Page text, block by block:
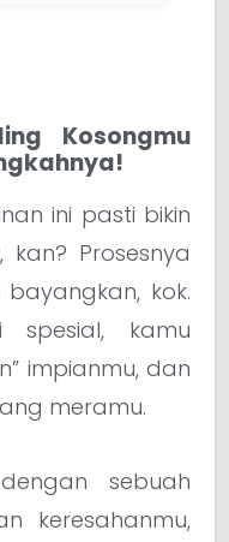
Kosongmu
ini pasti bikin
Prosesnya
kok.
spesial, kamu
impianmu, dan
meramu.
sebuah
keresahanmu,